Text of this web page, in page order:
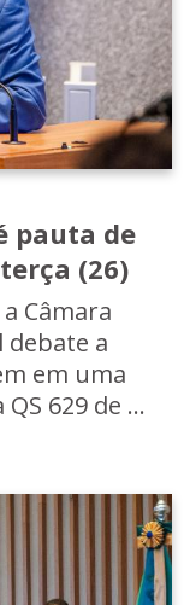
pauta de
(26)
Câmara
debate a
em uma
629 de ...